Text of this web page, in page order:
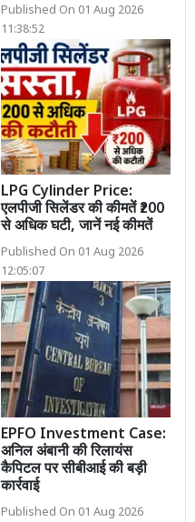
Published On 01 Aug 2026
11:38:52
LPG Cylinder Price:
एलपीजी सिलेंडर की कीमतें ₹200
से अधिक घटी, जानें नई कीमतें
Published On 01 Aug 2026
12:05:07
EPFO Investment Case:
अनिल अंबानी की रिलायंस
कैपिटल पर सीबीआई की बड़ी
कार्रवाई
Published On 01 Aug 2026